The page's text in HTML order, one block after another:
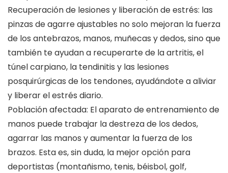
Recuperación de lesiones y liberación de estrés: las
pinzas de agarre ajustables no solo mejoran la fuerza
de los antebrazos, manos, muñecas y dedos, sino que
también te ayudan a recuperarte de la artritis, el
túnel carpiano, la tendinitis y las lesiones
posquirúrgicas de los tendones, ayudándote a aliviar
y liberar el estrés diario.
Población afectada: El aparato de entrenamiento de
manos puede trabajar la destreza de los dedos,
agarrar las manos y aumentar la fuerza de los
brazos. Esta es, sin duda, la mejor opción para
deportistas (montañismo, tenis, béisbol, golf,